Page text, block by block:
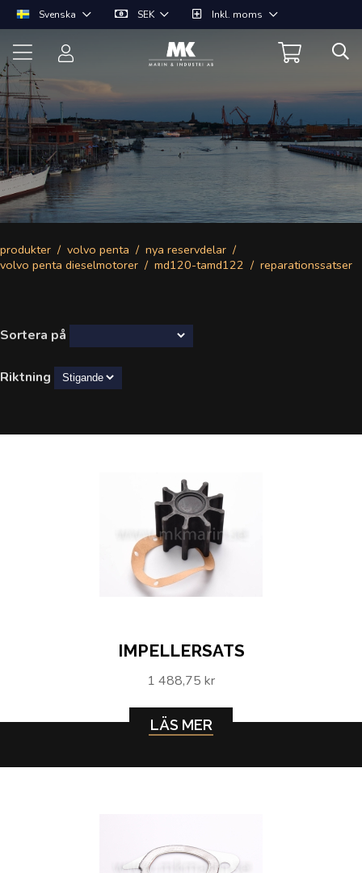
Svenska SEK Inkl. moms
produkter volvo penta
nya reservdelar
volvo penta dieselmotorer
md120-tamd122 reparationssatser
Sortera på
Riktning
IMPELLERSATS
1 488,75 kr
LÄS MER